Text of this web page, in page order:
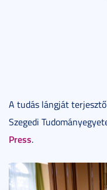
A tudás lángját
Szegedi
Press.